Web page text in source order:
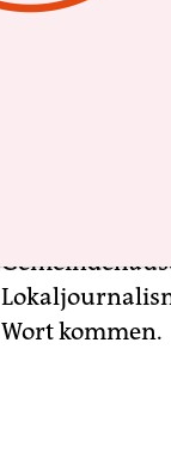
Diese bizarre
am
oft überhaupt
Wort kommen.